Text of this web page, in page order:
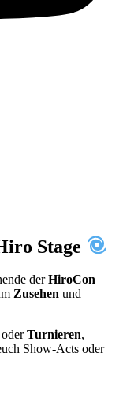
Stage
derHiroCon
Zusehen und
oderTurnieren,
Show-Acts oder